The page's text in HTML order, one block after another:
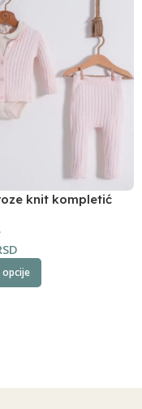
knit kompletić